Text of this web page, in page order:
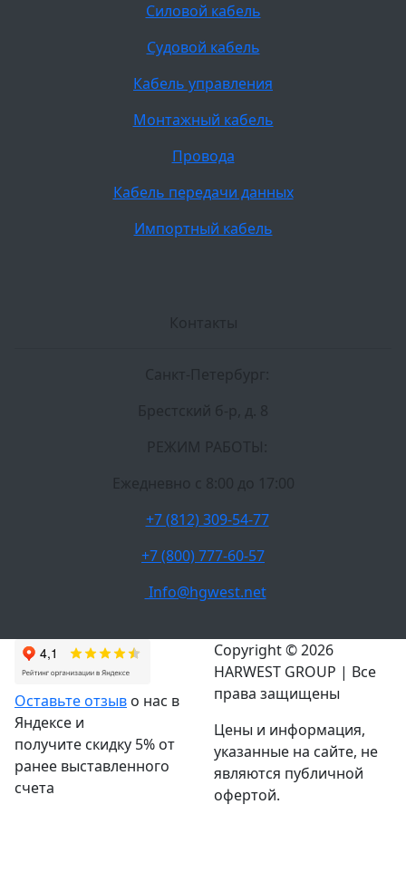
Силовой кабель
Судовой кабель
Кабель управления
Монтажный кабель
Провода
Кабель передачи данных
Импортный кабель
Контакты
Санкт-Петербург:
Брестский б-р, д. 8
РЕЖИМ РАБОТЫ:
Ежедневно c 8:00 до 17:00
+7 (812) 309-54-77
+7 (800) 777-60-57
Info@hgwest.net
Оставьте отзыв о нас в
Яндексе и
получите скидку 5% от
ранее выставленного
счета
Copyright © 2026
HARWEST GROUP | Все
права защищены
Цены и информация,
указанные на сайте, не
являются публичной
офертой.